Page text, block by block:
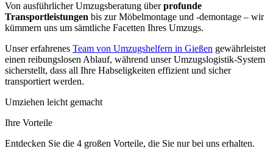
Von ausführlicher Umzugsberatung überprofunde
Transportleistungen bis zur Möbelmontage und -demontage – wir
kümmern uns um sämtliche Facetten Ihres Umzugs.
Unser erfahrenes Team von Umzugshelfern in Gießen gewährleistet
einen reibungslosen Ablauf, während unser Umzugslogistik-System
sicherstellt, dass all Ihre Habseligkeiten effizient und sicher
transportiert werden.
Umziehen leicht gemacht
Ihre Vorteile
Entdecken Sie die 4 großen Vorteile, die Sie nur bei uns erhalten.